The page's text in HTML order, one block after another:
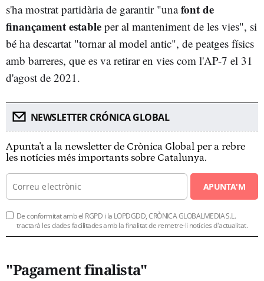
s'ha mostrat partidària de garantir "unafont de
finançament estable per al manteniment de les vies", si
bé ha descartat "tornar al model antic", de peatges físics
amb barreres, que es va retirar en vies com l'AP-7 el 31
d'agost de 2021.
NEWSLETTER CRÓNICA GLOBAL
Apunta't a la newsletter de Crònica Global per a rebre
les notícies més importants sobre Catalunya.
APUNTA'M
De conformitat amb el RGPD i la LOPDGDD, CRÒNICA GLOBALMEDIA S.L.
tractarà les dades facilitades amb la finalitat de remetre-li notícies d'actualitat.
"Pagament finalista"